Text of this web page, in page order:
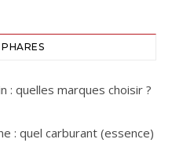
: quelles marques choisir ?
: quel carburant (essence)